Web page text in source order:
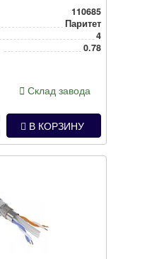
110685
Паритет
4
0.78
Склад завода
В КОРЗИНУ